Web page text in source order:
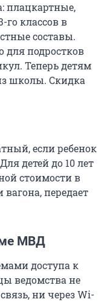
плацкартные,
классов в
составы.
для подростков
Теперь детям
школы. Скидка
если ребенок
детей до 10 лет
стоимости в
вагона, передает
МВД
доступа к
ведомства не
ни через Wi-